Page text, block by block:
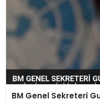
BM Genel Sekreteri